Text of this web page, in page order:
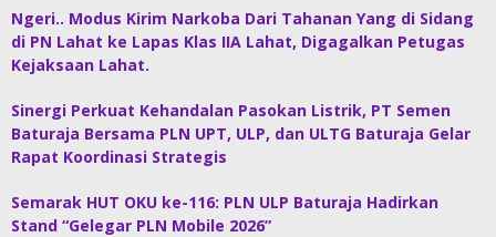
Ngeri.. Modus Kirim Narkoba Dari Tahanan Yang di Sidang
di PN Lahat ke Lapas Klas IIA Lahat, Digagalkan Petugas
Kejaksaan Lahat.
Sinergi Perkuat Kehandalan Pasokan Listrik, PT Semen
Baturaja Bersama PLN UPT, ULP, dan ULTG Baturaja Gelar
Rapat Koordinasi Strategis
Semarak HUT OKU ke-116: PLN ULP Baturaja Hadirkan
Stand “Gelegar PLN Mobile 2026”